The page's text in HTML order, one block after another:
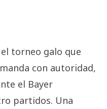
torneo galo que
con autoridad,
el Bayer
partidos. Una